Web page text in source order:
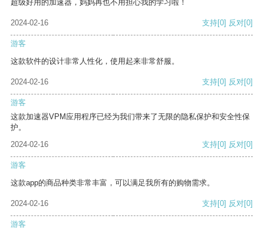
超级好用的加速器，妈妈再也不用担心我的学习啦！
2024-02-16 支持[0] 反对[0]
游客
这款软件的设计非常人性化，使用起来非常舒服。
2024-02-16 支持[0] 反对[0]
游客
这款加速器VPM应用程序已经为我们带来了无限的隐私保护和安全性保
护。
2024-02-16
支持[0] 反对[0]
游客
这款app的商品种类非常丰富，可以满足我所有的购物需求。
2024-02-16 支持[0] 反对[0]
游客